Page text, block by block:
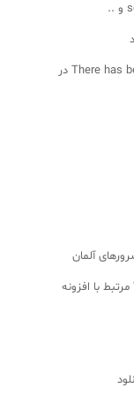
خطای There has been a critical error on this website در
خطای Operation timed out در WordPress مرتبط با افزونه